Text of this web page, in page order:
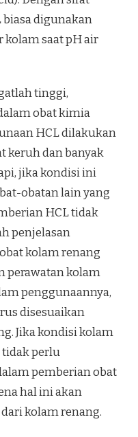
digunakan
saat pH air
tinggi,
obat kimia
HCL dilakukan
keruh dan banyak
jika kondisi ini
obatan lain yang
HCL tidak
penjelasan
kolam renang
perawatan kolam
penggunaannya,
disesuaikan
Jika kondisi kolam
tidak perlu
pemberian obat
hal ini akan
kolam renang.